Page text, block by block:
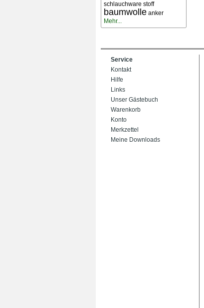
schlauchware stoff
baumwolle anker
Mehr...
Service
Kontakt
Hilfe
Links
Unser Gästebuch
Warenkorb
Konto
Merkzettel
Meine Downloads